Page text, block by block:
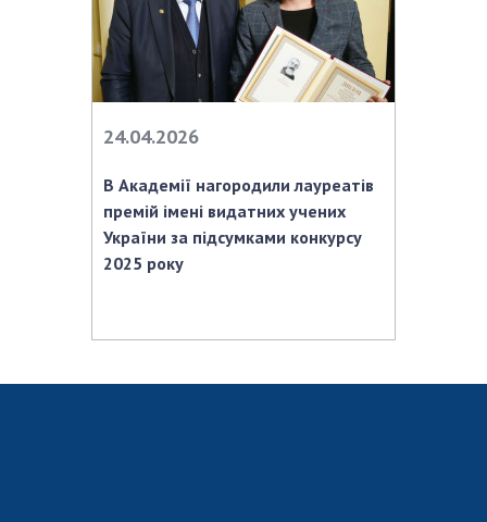
Відкрита наука в НАН України
Підготовка наукових кадрів
Робота з молоддю
Членство в міжнародних організаціях
Міжнародні угоди
Міжнародні програми та конкурси
Державний бюджет НАН України
24.04.2026
В Академії нагородили лауреатів
премій імені видатних учених
України за підсумками конкурсу
2025 року